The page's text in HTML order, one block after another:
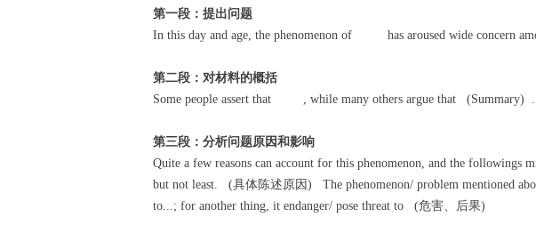
第一段：提出问题
In this day and age, the phenomenon of has aroused wide concern
第二段：对材料的概括
Some people assert that , while many others argue that (Summary) .
第三段：分析问题原因和影响
Quite a few reasons can account for this phenomenon, and the
but not least. (具体陈述原因) The phenomenon/ problem mentioned
to...; for another thing, it endanger/ pose threat to (危害、后果)